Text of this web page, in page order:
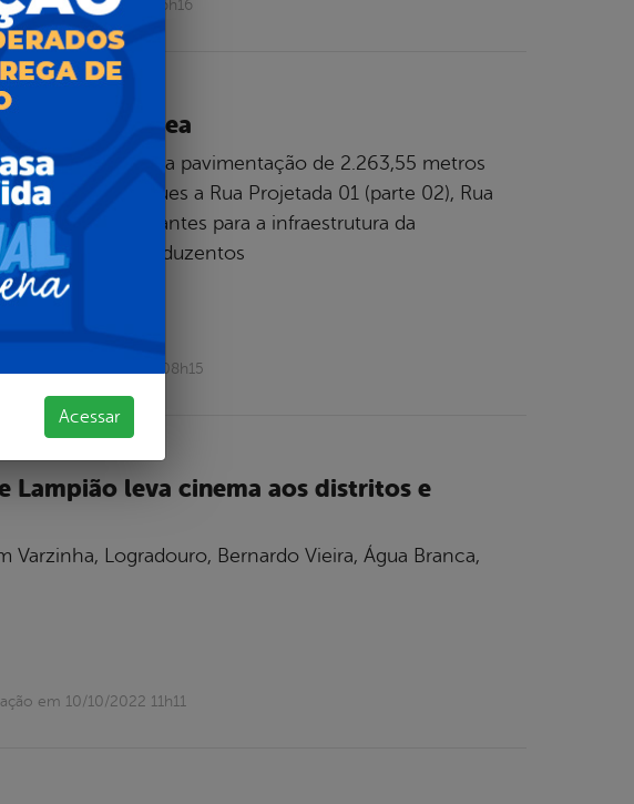
em 02/11/2022 16h16
ruas na Várzea
feira (24) a pavimentação de 2.263,55 metros
Foram entregues a Rua Projetada 01 (parte 02), Rua
02, obras importantes para a infraestrutura da
R$ 297.634,57 (duzentos
em 25/10/2022 08h15
Lampião leva cinema aos distritos e
Logradouro, Bernardo Vieira, Água Branca,
em 10/10/2022 11h11
Acessar